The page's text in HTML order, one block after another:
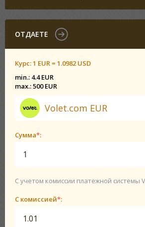
ОТДАЕТЕ
Курс:1 EUR = 1.0982 USD
min.: 4.4 EUR
max.: 500 EUR
Volet.com EUR
Сумма*:
С учетом комиссии платежной системы
С комиссией*: